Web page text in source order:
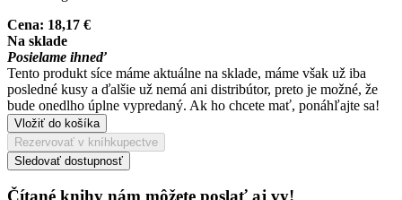
Cena: 18,17 €
Na sklade
Posielame ihneď
Tento produkt síce máme aktuálne na sklade, máme však už iba
posledné kusy a ďalšie už nemá ani distribútor, preto je možné, že
bude onedlho úplne vypredaný. Ak ho chcete mať, ponáhľajte sa!
Vložiť do košíka
Rezervovať v kníhkupectve
Sledovať dostupnosť